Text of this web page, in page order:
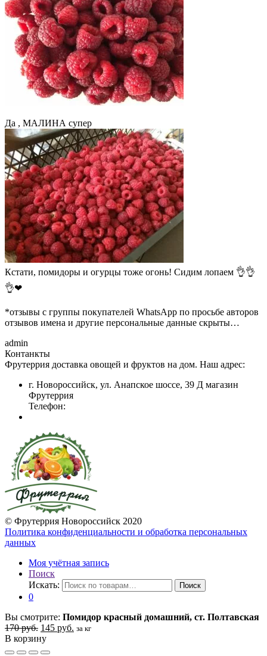
Да , МАЛИНА супер
Кстати, помидоры и огурцы тоже огонь! Сидим лопаем 👌👌
👌❤
*отзывы с группы покупателей WhatsApp по просьбе авторов
отзывов имена и другие персональные данные скрыты…
admin
Контанкты
Фрутеррия доставка овощей и фруктов на дом. Наш адрес:
г. Новороссийск, ул. Анапское шоссе, 39 Д магазин
Фрутеррия
Телефон:
© Фрутеррия Новороссийск 2020
Политика конфиденциальности и обработка персональных
данных
Моя учётная запись
Поиск
Искать:
Поиск
0
Вы смотрите: Помидор красный домашний, ст. Полтавская
170руб. 145 руб. за кг
В корзину